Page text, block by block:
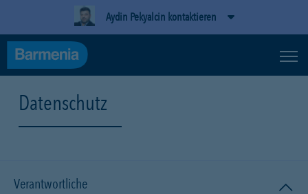
Aydin Pekyalcin kontaktieren
Datenschutz
Verantwortliche